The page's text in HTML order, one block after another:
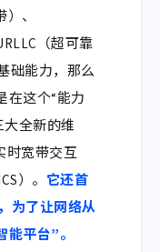
、
（超可靠
础能力，那么
在这个“能力
全新的维
时宽带交互
） 。 它还首
为了让网络从
平台”。